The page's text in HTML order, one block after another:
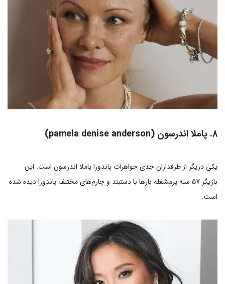
8. پاملا اندرسون (pamela denise anderson)
یکی دریگر از طرفداران جدی جواهرات پاندورا پاملا اندرسون است. این
بازیگر 57 سله پرمشغله بارها با دستبند و چارم‌های مختلف پاندورا دیده شده
است.